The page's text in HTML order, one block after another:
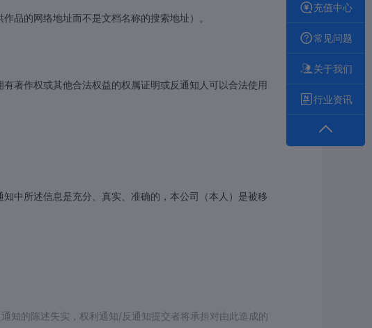
品的网络地址而不是文档名称的搜索地址）。
著作权或其他合法权益的权属证明或反通知人可以合法使用
中所述信息是充分、真实、准确的，本公司（本人）是被移
知的陈述失实，权利通知/反通知提交者将承担对由此造成的
充值中心
常见问题
关于我们
行业资讯